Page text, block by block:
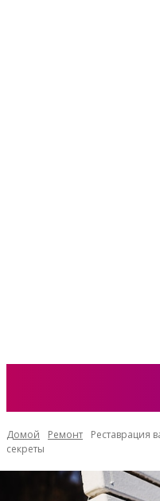
Домой Ремонт
Реставрация
секреты